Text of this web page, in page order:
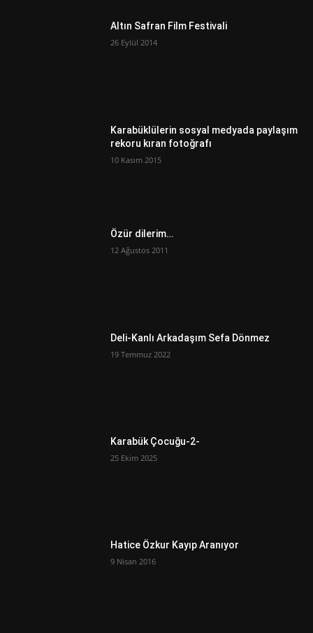
Altın Safran Film Festivali
26 Eylül 2014
Karabüklülerin sosyal medyada paylaşım
rekoru kıran fotoğrafı
10 Kasım 2015
Özür dilerim…
12 Ağustos 2011
Deli-Kanlı Arkadaşım Sefa Dönmez
19 Temmuz 2022
Karabük Çocuğu-2-
25 Ekim 2025
Hatice Özkur Kayıp Aranıyor
9 Nisan 2016